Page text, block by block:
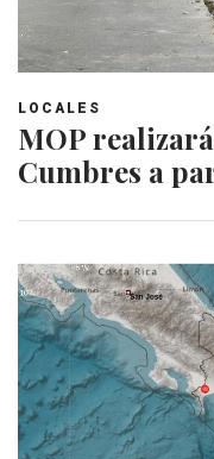
LOCALES
MOP
Cumbres a